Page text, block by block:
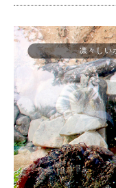
凛々しい